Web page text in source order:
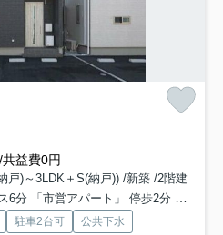
益費0円
戸)～3LDK＋S(納戸)) /新築 /2階建
6分 「市営アパート」 停歩2分
駐車2台可
公共下水